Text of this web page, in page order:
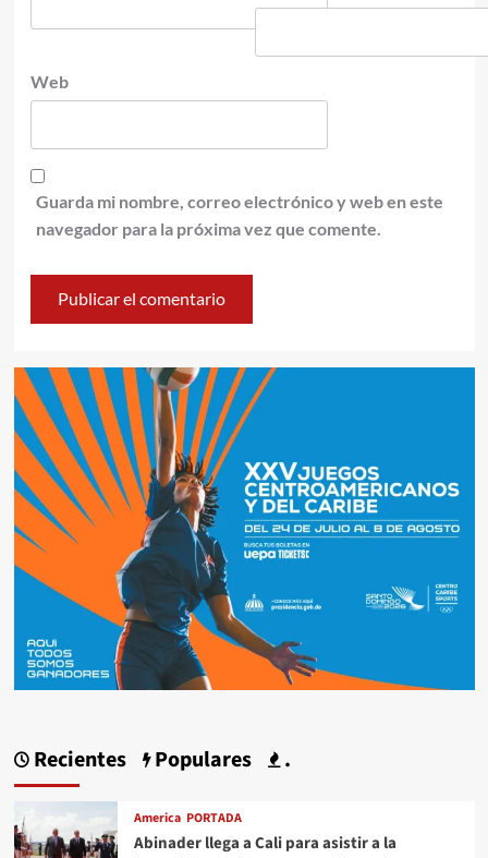
Web
Guarda mi nombre, correo electrónico y web en este
navegador para la próxima vez que comente.
Recientes Populares .
America PORTADA
Abinader llega a Cali para asistir a la